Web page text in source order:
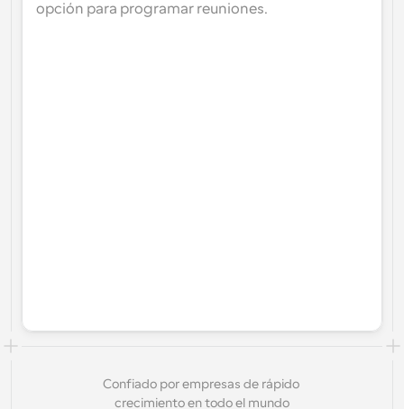
opción para programar reuniones.
Confiado por empresas de rápido
crecimiento en todo el mundo